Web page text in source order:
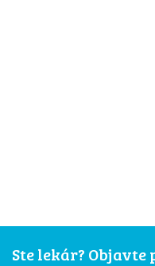
Ste lekár?